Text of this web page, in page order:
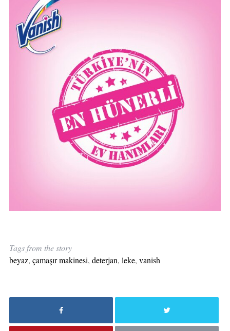
Tags from the story
beyaz, çamaşır makinesi, deterjan, leke, vanish